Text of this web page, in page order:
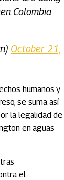
Colombia
October 21,
humanos y
se suma así
la legalidad de
en aguas
el